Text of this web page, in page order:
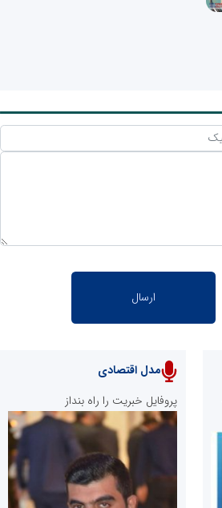
مدل اقتصادی
پروفایل خبریت را راه بنداز